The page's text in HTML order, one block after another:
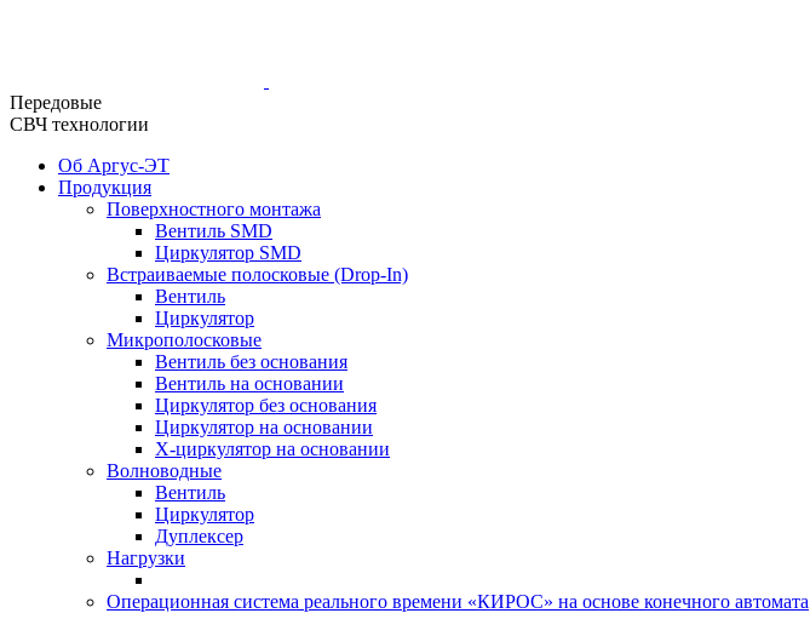
Передовые
СВЧ технологии
Об Аргус-ЭТ
Продукция
Поверхностного монтажа
Вентиль SMD
Циркулятор SMD
Встраиваемые полосковые (Drop-In)
Вентиль
Циркулятор
Микрополосковые
Вентиль без основания
Вентиль на основании
Циркулятор без основания
Циркулятор на основании
Х-циркулятор на основании
Волноводные
Вентиль
Циркулятор
Дуплексер
Нагрузки
Операционная система реального времени «КИРОС» на основе конечного автомата